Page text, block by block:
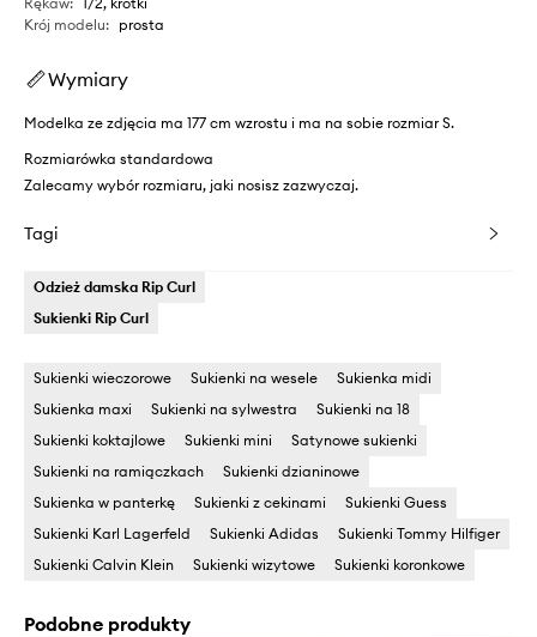
Krój modelu: prosta
Wymiary
Modelka ze zdjęcia ma 177 cm wzrostu i ma na sobie rozmiar S.
Rozmiarówka standardowa
Zalecamy wybór rozmiaru, jaki nosisz zazwyczaj.
Tagi
Odzież damska Rip Curl
Sukienki Rip Curl
Sukienki wieczorowe Sukienki na wesele
Sukienka midi
Sukienka maxi
Sukienki na sylwestra
Sukienki na 18
Sukienki koktajlowe
Sukienki mini
Satynowe sukienki
Sukienki na ramiączkach
Sukienki dzianinowe
Sukienka w panterkę
Sukienki z cekinami
Sukienki Guess
Sukienki Karl Lagerfeld
Sukienki Adidas
Sukienki Tommy Hilfiger
Sukienki Calvin Klein
Sukienki wizytowe Sukienki koronkowe
Podobne produkty